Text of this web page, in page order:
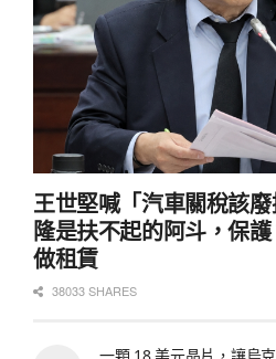
王世堅喊「汽車關稅該
隆是扶不起的阿斗，保
做租賃
38033 SHARES
一顆 18 美元晶片，讓烏